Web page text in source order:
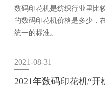
数码印花机是纺织行业里比
的数码印花机价格是多少，
统一的标准。
2021-08-31
2021年数码印花机“开